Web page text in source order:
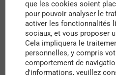
Ce grand, très grand,
les années 1960. Les 5
aujourd’hui 2243
10 000 personnes, ce
monstre la tour la plus
que les cookies soient
pour pouvoir analyser le
activer les fonctionnalités
sociaux, et vous proposer
Cela impliquera le
personnelles, y compris
comportement de
d'informations, veuillez